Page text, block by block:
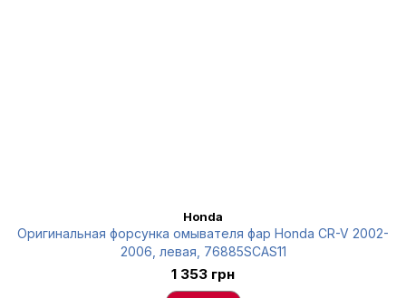
Honda
Оригинальная форсунка омывателя фар Honda CR-V 2002-
2006, левая, 76885SCAS11
1 353 грн